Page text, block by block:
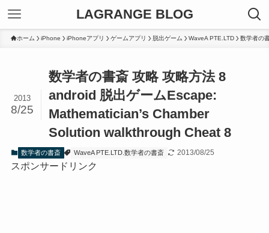
LAGRANGE BLOG
ホーム iPhone iPhoneアプリ ゲームアプリ 脱出ゲーム WaveA PTE.LTD 数学者の
数学者の書斎 攻略 攻略方法 8
android 脱出ゲームEscape:
Mathematician’s Chamber
Solution walkthrough Cheat 8
2013
8/25
数学者の書斎 WaveA PTE.LTD.数学者の書斎 2013/08/25
スポンサードリンク